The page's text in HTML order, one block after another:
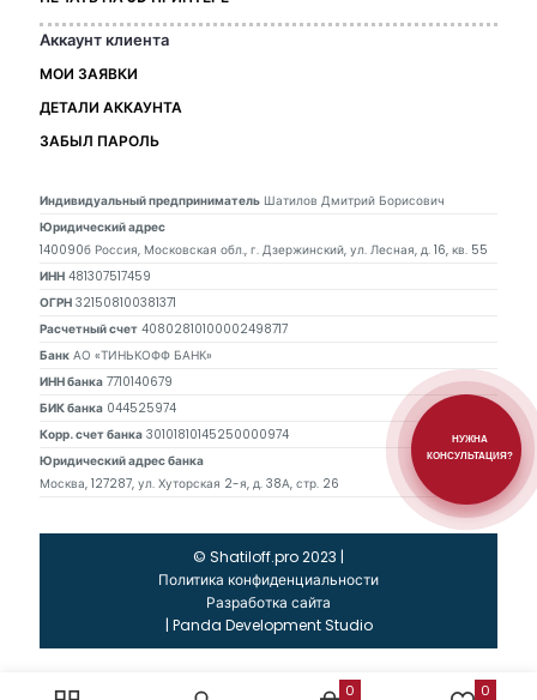
Аккаунт клиента
МОИ ЗАЯВКИ
ДЕТАЛИ АККАУНТА
ЗАБЫЛ ПАРОЛЬ
Индивидуальный предприниматель Шатилов Дмитрий Борисович
Юридический адрес
140090б Россия, Московская обл., г. Дзержинский, ул. Лесная, д. 16, кв. 55
ИНН 481307517459
ОГРН 321508100381371
Расчетный счет 40802810100002498717
Банк АО «ТИНЬКОФФ БАНК»
ИНН банка 7710140679
БИК банка 044525974
Корр. счет банка 30101810145250000974
Юридический адрес банка
Москва, 127287, ул. Хуторская 2-я, д. 38А, стр. 26
НУЖНА
КОНСУЛЬТАЦИЯ?
© Shatiloff.pro 2023 |
Политика конфиденциальности
Разработка сайта
| Panda Development Studio
0 0